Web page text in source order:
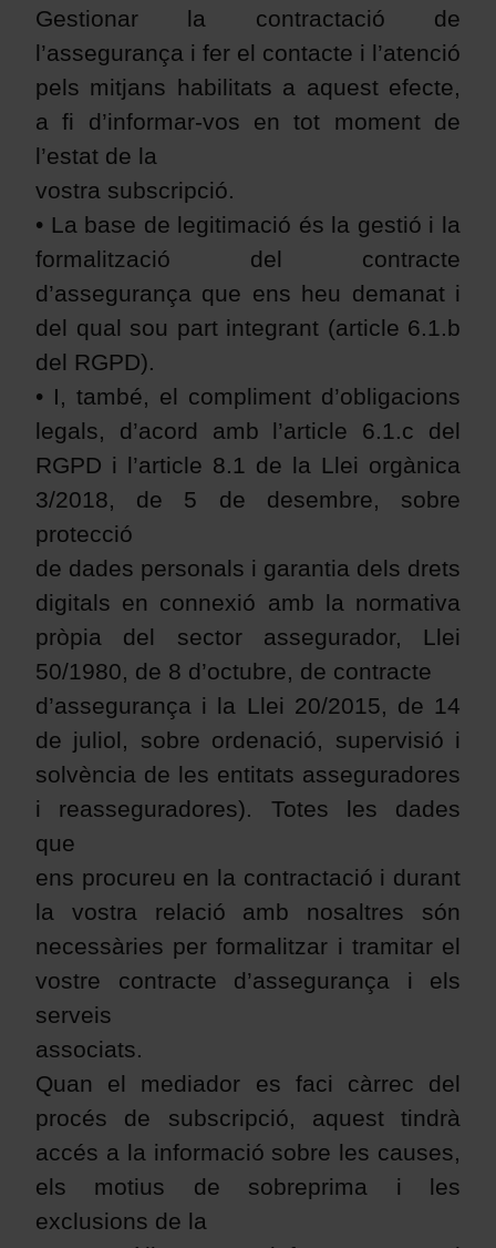
Gestionar la contractació de
l’assegurança i fer el contacte i l’atenció
pels mitjans habilitats a aquest efecte,
a fi d’informar-vos en tot moment de
l’estat de la
vostra subscripció.
• La base de legitimació és la gestió i la
formalització del contracte
d’assegurança que ens heu demanat i
del qual sou part integrant (article 6.1.b
del RGPD).
• I, també, el compliment d’obligacions
legals, d’acord amb l’article 6.1.c del
RGPD i l’article 8.1 de la Llei orgànica
3/2018, de 5 de desembre, sobre
protecció
de dades personals i garantia dels drets
digitals en connexió amb la normativa
pròpia del sector assegurador, Llei
50/1980, de 8 d’octubre, de contracte
d’assegurança i la Llei 20/2015, de 14
de juliol, sobre ordenació, supervisió i
solvència de les entitats asseguradores
i reasseguradores). Totes les dades
que
ens procureu en la contractació i durant
la vostra relació amb nosaltres són
necessàries per formalitzar i tramitar el
vostre contracte d’assegurança i els
serveis
associats.
Quan el mediador es faci càrrec del
procés de subscripció, aquest tindrà
accés a la informació sobre les causes,
els motius de sobreprima i les
exclusions de la